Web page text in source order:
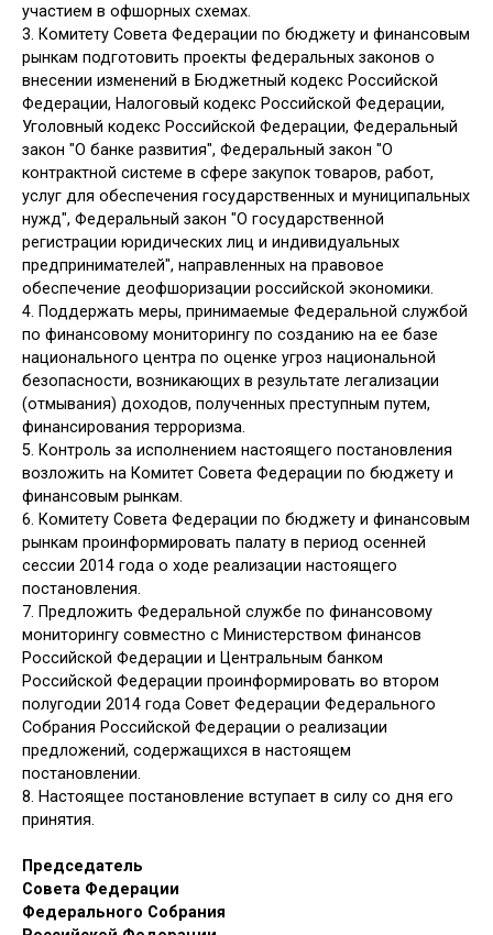
участием в офшорных схемах.
3. Комитету Совета Федерации по бюджету и финансовым
рынкам подготовить проекты федеральных законов о
внесении изменений в Бюджетный кодекс Российской
Федерации, Налоговый кодекс Российской Федерации,
Уголовный кодекс Российской Федерации, Федеральный
закон "О банке развития", Федеральный закон "О
контрактной системе в сфере закупок товаров, работ,
услуг для обеспечения государственных и муниципальных
нужд", Федеральный закон "О государственной
регистрации юридических лиц и индивидуальных
предпринимателей", направленных на правовое
обеспечение деофшоризации российской экономики.
4. Поддержать меры, принимаемые Федеральной службой
по финансовому мониторингу по созданию на ее базе
национального центра по оценке угроз национальной
безопасности, возникающих в результате легализации
(отмывания) доходов, полученных преступным путем,
финансирования терроризма.
5. Контроль за исполнением настоящего постановления
возложить на Комитет Совета Федерации по бюджету и
финансовым рынкам.
6. Комитету Совета Федерации по бюджету и финансовым
рынкам проинформировать палату в период осенней
сессии 2014 года о ходе реализации настоящего
постановления.
7. Предложить Федеральной службе по финансовому
мониторингу совместно с Министерством финансов
Российской Федерации и Центральным банком
Российской Федерации проинформировать во втором
полугодии 2014 года Совет Федерации Федерального
Собрания Российской Федерации о реализации
предложений, содержащихся в настоящем
постановлении.
8. Настоящее постановление вступает в силу со дня его
принятия.
Председатель
Совета Федерации
Федерального Собрания